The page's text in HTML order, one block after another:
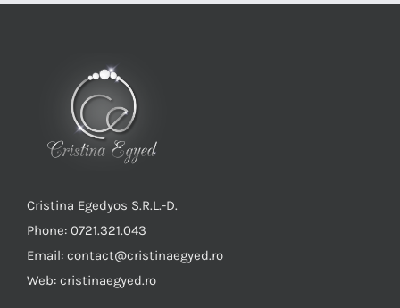
Cristina Egedyos S.R.L.-D.
Phone: 0721.321.043
Email: contact@cristinaegyed.ro
Web: cristinaegyed.ro